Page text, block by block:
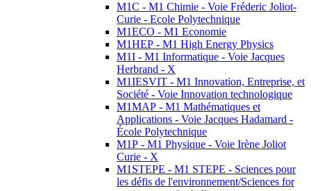
M1C - M1 Chimie - Voie Fréderic Joliot-
Curie - Ecole Polytechnique
M1ECO - M1 Economie
M1HEP - M1 High Energy Physics
M1I - M1 Informatique - Voie Jacques
Herbrand - X
M1IESVIT - M1 Innovation, Entreprise, et
Société - Voie Innovation technologique
M1MAP - M1 Mathématiques et
Applications - Voie Jacques Hadamard -
École Polytechnique
M1P - M1 Physique - Voie Irène Joliot
Curie - X
M1STEPE - M1 STEPE - Sciences pour
les défis de l'environnement/Sciences for